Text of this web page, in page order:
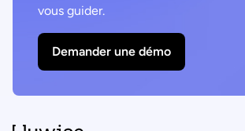
vous guider.
Demander une démo